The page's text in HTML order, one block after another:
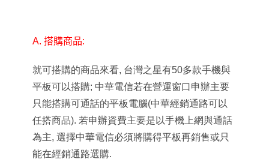
A. 搭購商品:
就可搭購的商品來看, 台灣之星有50多款手機與
平板可以搭購; 中華電信若在營運窗口申辦主要
只能搭購可通話的平板電腦(中華經銷通路可以
任搭商品). 若申辦資費主要是以手機上網與通話
為主, 選擇中華電信必須將購得平板再銷售或只
能在經銷通路選購.